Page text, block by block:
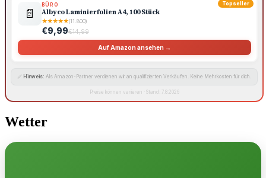
Topseller
📄
BÜRO
Albyco Laminierfolien A4, 100 Stück
★★★★★(11.800)
€9,99€14,99
Auf Amazon ansehen →
🔗 Hinweis: Als Amazon-Partner verdienen wir an qualifizierten Verkäufen. Keine Mehrkosten für dich.
Preise können variieren · Stand: 7.8.2026
Wetter